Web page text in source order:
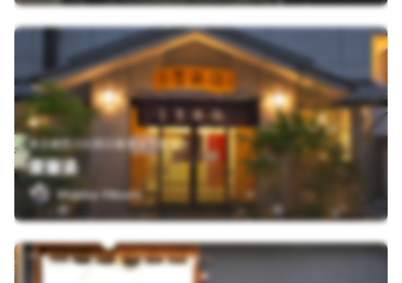
東京都荒川区西日暮里２丁目１９
齋藤湯
Makino Hitoshi